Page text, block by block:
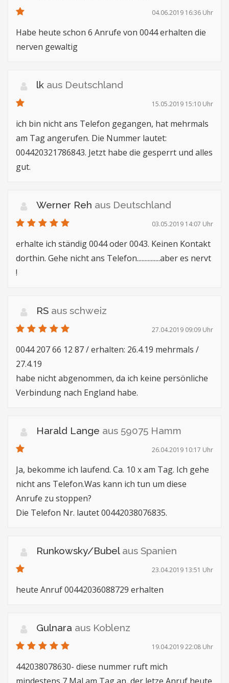
04.06.2019 16:36 Uhr
Habe heute schon 6 Anrufe von 0044 erhalten die
nerven gewaltig
lk aus Deutschland
15.05.2019 15:10 Uhr
ich bin nicht ans Telefon gegangen, hat mehrmals
am Tag angerufen. Die Nummer lautet:
004420321786843. Jetzt habe die gesperrt und alles
gut.
Werner Reh aus Deutschland
03.05.2019 14:07 Uhr
erhalte ich ständig 0044 oder 0043. Keinen Kontakt
dorthin. Gehe nicht ans Telefon...............aber es nervt
!
RS aus schweiz
27.04.2019 09:09 Uhr
0044 207 66 12 87 / erhalten: 26.4.19 mehrmals /
27.4.19
habe nicht abgenommen, da ich keine persönliche
Verbindung nach England habe.
Harald Lange aus 59075 Hamm
26.04.2019 10:17 Uhr
Ja, bekomme ich laufend. Ca. 10 x am Tag. Ich gehe
nicht ans Telefon.Was kann ich tun um diese
Anrufe zu stoppen?
Die Telefon Nr. lautet 00442038076835.
Runkowsky/Bubel aus Spanien
23.04.2019 13:51 Uhr
heute Anruf 00442036088729 erhalten
Gulnara aus Koblenz
19.04.2019 22:08 Uhr
442038078630- diese nummer ruft mich